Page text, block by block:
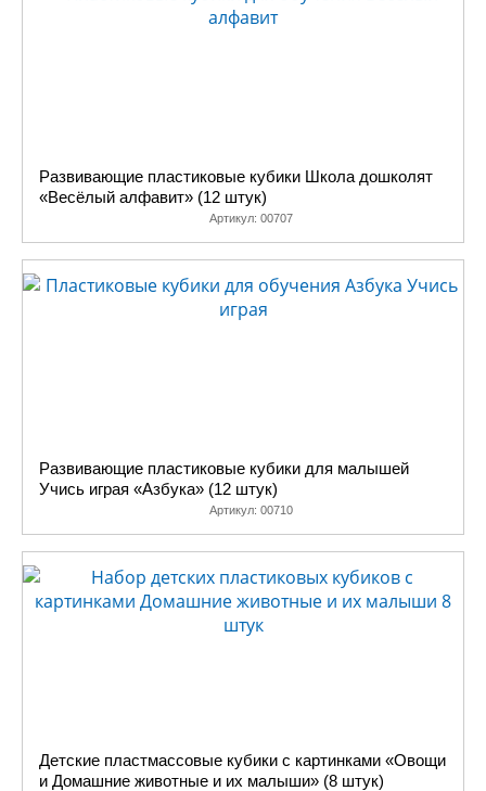
Развивающие пластиковые кубики Школа дошколят
«Весёлый алфавит» (12 штук)
Артикул: 00707
Развивающие пластиковые кубики для малышей
Учись играя «Азбука» (12 штук)
Артикул: 00710
Детские пластмассовые кубики с картинками «Овощи
и Домашние животные и их малыши» (8 штук)